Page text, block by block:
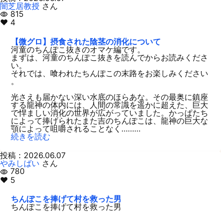
闇芝居教授 さん
visibility 815
♥ 4
【微グロ】摂食された陰茎の消化について
河童のちんぽこ抜きのオマケ編です。
まずは、河童のちんぽこ抜きを読んでからお読みくださ
い。
それでは、喰われたちんぽこの末路をお楽しみください
。
光さえも届かない深い水底のほらあな。その最奥に鎮座
する龍神の体内には、人間の常識を遥かに超えた、巨大
で悍ましい消化の世界が広がっていました。かっぱたち
によって捧げられたまた吉のちんぽこは、龍神の巨大な
顎によって咀嚼されることなく………
続きを読む
投稿：2026.06.07
やみしばい さん
visibility 780
♥ 5
ちんぽこを捧げて村を救った男
ちんぽこを捧げて村を救った男